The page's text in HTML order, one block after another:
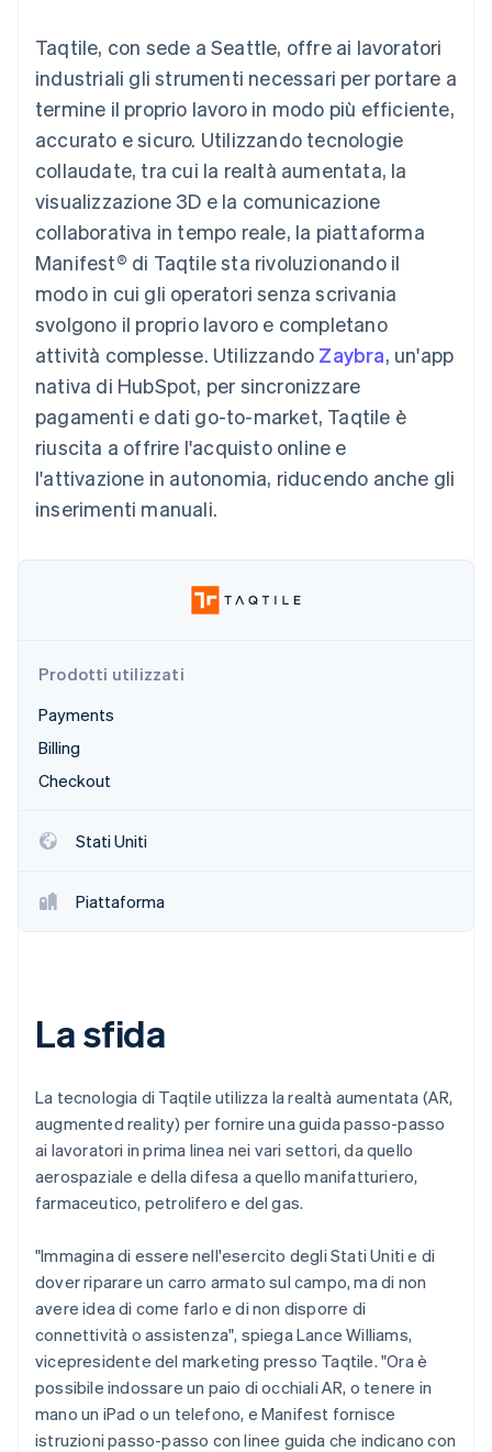
pagamento
Accesso a
oltre 125
Terminal
Pagamenti di
persona
Authorization
Accettazione
ottimizzata
Pagamento
accelerato
Connections
Conti finanziari
Stripe Sigma
personalizzati
Data Pipeline
dei dati
Product roadmap
Scopri cosa ti aspetta
Prevenzione delle frodi
Costituzione di start-up
Rimozione del carbonio
Verifica online dell'identità
Stripe Sessions 2026
SaaS
Per settore
Aziende di IA
Creator economy
Gaming
Ospitalità, viaggi e
tempo libero
Assicurazione
Media e
intrattenimento
Organizzazioni non
profit
Servizi professionali
Pubblica
amministrazione
Commercio al dettaglio
Partner
Stripe App Marketplace
Offrire addebiti in base
all'utilizzo
garantite da stablecoin
Esegui il provisioning e
gestisci i servizi con gli
agenti
Risorse
Integrazioni app
Esempi di codice
Blog per sviluppatori
Stato dell'API
Conferenza annuale
Sessions
Lavora con noi
Sala stampa
Stripe Press
Recapiti
Contattaci
Diventa nostro partner
Taqtile, con sede a Seattle, offre ai lavoratori
industriali gli strumenti necessari per portare a
termine il proprio lavoro in modo più efficiente,
accurato e sicuro. Utilizzando tecnologie
collaudate, tra cui la realtà aumentata, la
visualizzazione 3D e la comunicazione
collaborativa in tempo reale, la piattaforma
Manifest® di Taqtile sta rivoluzionando il
modo in cui gli operatori senza scrivania
svolgono il proprio lavoro e completano
attività complesse. Utilizzando Zaybra, un'app
nativa di HubSpot, per sincronizzare
pagamenti e dati go-to-market, Taqtile è
riuscita a offrire l'acquisto online e
l'attivazione in autonomia, riducendo anche gli
inserimenti manuali.
Prodotti utilizzati
Payments
Billing
Checkout
Stati Uniti
Piattaforma
La sfida
La tecnologia di Taqtile utilizza la realtà aumentata (AR,
augmented reality) per fornire una guida passo-passo
ai lavoratori in prima linea nei vari settori, da quello
aerospaziale e della difesa a quello manifatturiero,
farmaceutico, petrolifero e del gas.
"Immagina di essere nell'esercito degli Stati Uniti e di
dover riparare un carro armato sul campo, ma di non
avere idea di come farlo e di non disporre di
connettività o assistenza", spiega Lance Williams,
vicepresidente del marketing presso Taqtile. "Ora è
possibile indossare un paio di occhiali AR, o tenere in
mano un iPad o un telefono, e Manifest fornisce
istruzioni passo-passo con linee guida che indicano con